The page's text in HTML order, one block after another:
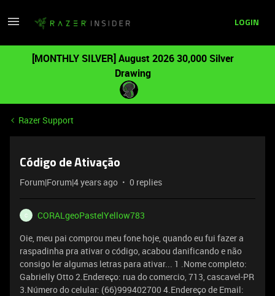
LOGIN
[MONTHLY SILVER] August 2026 30,000 Silver
Drawing
Razer Support
Código de Ativação
Forum|Forum|4 years ago 0 replies
C
CORALgeoPastelYellow783
Oie, meu pai comprou meu fone hoje, quando eu fui fazer a
raspadinha pra ativar o código, acabou danificando e não
consigo ler algumas letras para ativar... 1 .Nome completo:
Gabrielly Otto 2.Endereço: rua do comercio, 713, cascavel-PR
3.Número do celular: (66)999402700 4.Endereço de Email: